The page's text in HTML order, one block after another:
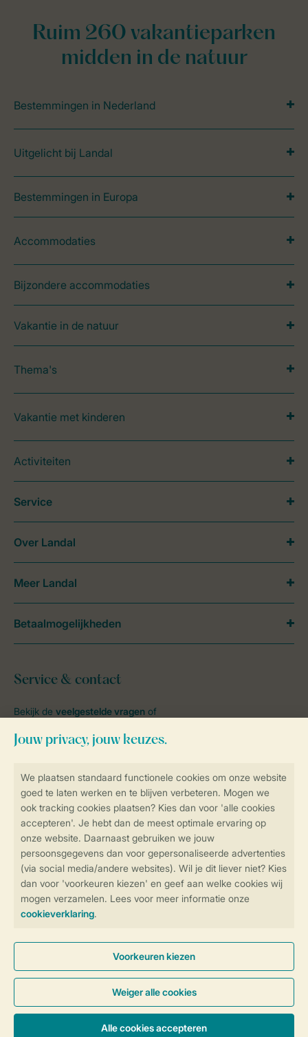
Veilig en snel online boeken
Veilige gegevensoverdracht
Veilige betaling
Ruim 260 vakantieparken
midden in de natuur
Bestemmingen in Nederland
Uitgelicht bij Landal
Bestemmingen in Europa
Accommodaties
Bijzondere accommodaties
Vakantie in de natuur
Thema's
Vakantie met kinderen
Activiteiten
Service & contact
Bekijk de veelgestelde vragen of
facebookinstagramtiktok youtube
Vakantietips & inspiratie?
Service
Over Landal
Meer Landal
Betaalmogelijkheden